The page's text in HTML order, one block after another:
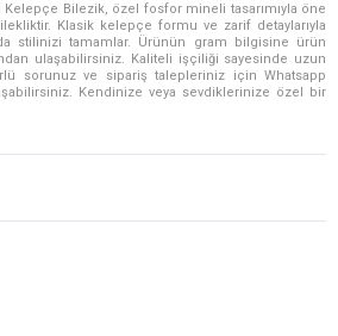
Kelepçe Bilezik, özel fosfor mineli tasarımıyla öne
Klasik kelepçe formu ve zarif detaylarıyla
stilinizi tamamlar. Ürünün gram bilgisine ürün
ulaşabilirsiniz. Kaliteli işçiliği sayesinde uzun
sorunuz ve sipariş talepleriniz için Whatsapp
Kendinize veya sevdiklerinize özel bir